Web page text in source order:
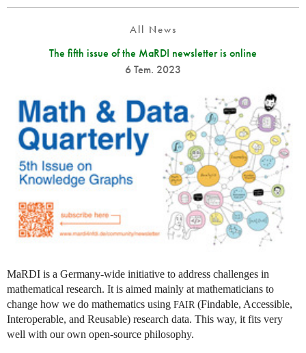
All News
The fifth issue of the MaRDI newsletter is online
6 Tem. 2023
MaRDI is a Germany-wide initiative to address challenges in
mathematical research. It is aimed mainly at mathematicians to
change how we do mathematics using FAIR (Findable, Accessible,
Interoperable, and Reusable) research data. This way, it fits very
well with our own open-source philosophy.